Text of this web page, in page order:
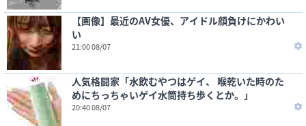
【画像】最近のAV女優、アイドル顔負けにかわい
い
21:00 08/07
人気格闘家「水飲むやつはゲイ、 喉乾いた時のた
めにちっちゃいゲイ水筒持ち歩くとか。」
20:40 08/07